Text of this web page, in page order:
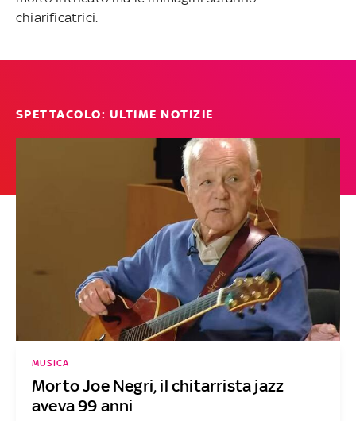
chiarificatrici.
SPETTACOLO: ULTIME NOTIZIE
Morto Joe Negri, il chitarrista jazz
aveva 99 anni
MUSICA